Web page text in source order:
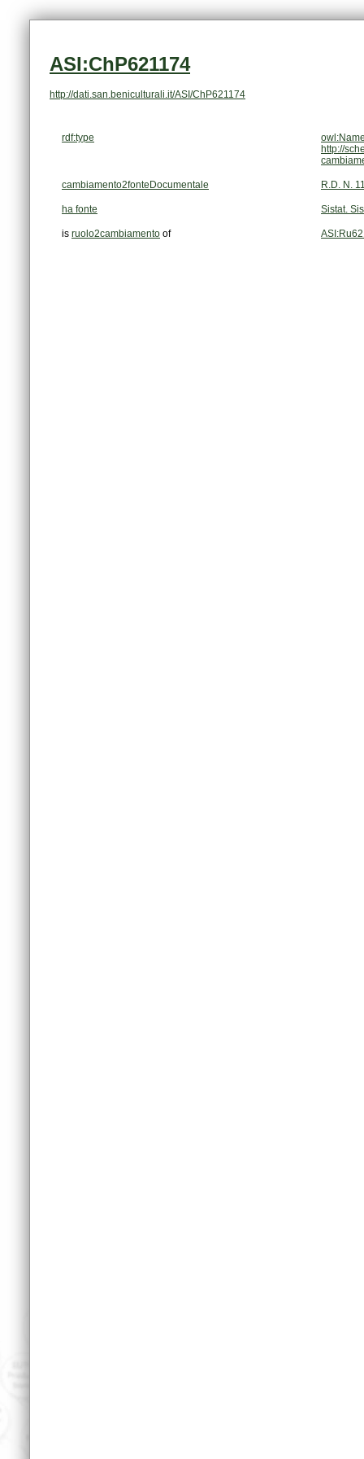
ASI:ChP621174
http://dati.san.beniculturali.it/ASI/ChP621174
rdf:type
http://
cambiamento2fonteDocumentale R.D. N.
ha fonte Sistat.
is ruolo2cambiamento of